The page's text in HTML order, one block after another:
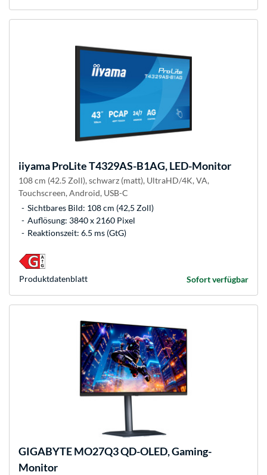
iiyamaProLite T4329AS-B1AG, LED-Monitor
108 cm (42.5 Zoll), schwarz (matt), UltraHD/4K, VA,
Touchscreen, Android, USB-C
Sichtbares Bild: 108 cm (42,5 Zoll)
Auflösung: 3840 x 2160 Pixel
Reaktionszeit: 6.5 ms (GtG)
Sofort verfügbar
Produkt­datenblatt
GIGABYTEMO27Q3 QD-OLED, Gaming-
Monitor